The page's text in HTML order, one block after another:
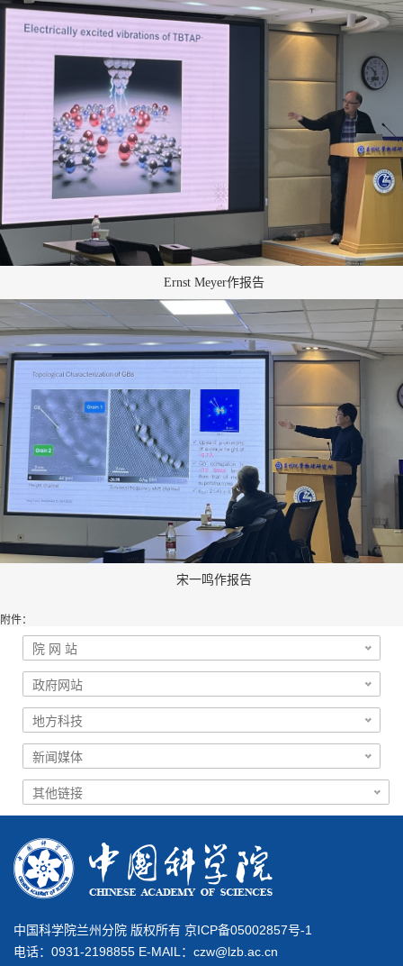
Ernst Meyer作报告
宋一鸣作报告
附件：
中国科学院兰州分院 版权所有 京ICP备05002857号-1
电话：0931-2198855 E-MAIL： czw@lzb.ac.cn